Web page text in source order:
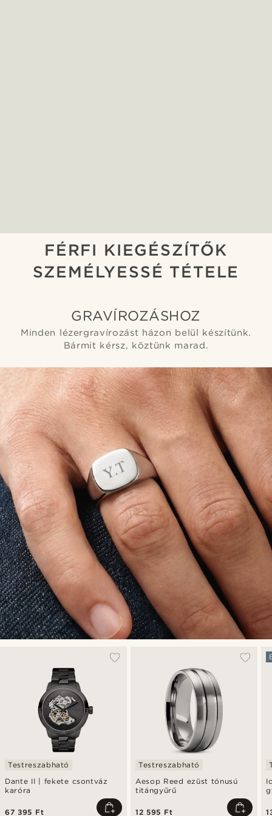
FÉRFI KIEGÉSZÍTŐK
SZEMÉLYESSÉ TÉTELE
GRAVÍROZÁSHOZ
Minden lézergravírozást házon belül készítünk.
Bármit kérsz, köztünk marad.
Dante II | fekete csontváz
karóra
Testreszabható
67 395 Ft
Aesop Reed ezüst tónusú
titángyűrű
Testreszabható
12 595 Ft